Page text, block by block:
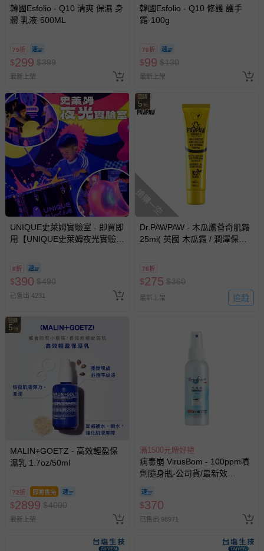
運送服務：目前提供的運送僅限台灣本島。如您位於離島地
區，可能會無法配送，或須依據商品需加收離島運費。廠商
費用，可能會另需加收。
商品實際的配達日期，可於訂單個人資料內的查詢訂單內，
已出貨通知之訊息為主。
如您收到商品，請依正常流程檢查是否完好，若商品遇瑕疵
情形，您可申請更換新品或退貨，請見：退貨的辦理流程
若您對於會員帳號、商品訂購與資訊、購物流程、付款方
式、折價券與購物金的使用、退貨及商品運送方式等有疑
問，你可詳見：媽咪愛客服中心
預購商品：預購為海外同步代購，遇缺貨即會通知媽咪並協
助取消退款事宜。
商品如因「價格、組合」等錯誤原因，導致無法安排出貨，
會主動以簡訊及mail通知訂單取消事宜，並將提供適當補
償。
韓國Esfolio - Q10 清爽 保濕 身
體 乳液-500ML
75折
$299 $399
最新上架
韓國Esfolio - Q10 修護 護手
霜-100g
76折
$99 $130
最新上架
UNIQUE史萊姆實驗室 - 即買即
用【UNIQUE史萊姆夜光實驗室
訂單編號兌換，逾期作廢) (大
人小孩均一價(3歲以上需購票))
8折
$390 $490
已售出 4231
回饋
5 %
搶購一空
Dr.PAWPAW - 木瓜蘆薈奇肌霜
25ml( 英國 木瓜霜 / 潤澤保濕 /
76折
$275 $360
最新上架 追蹤
回饋
5 %
MALIN+GOETZ - 高效輕盈保
濕乳 1.7oz/50ml
72折 即將售完
$2899 $4000
最新上架
滿1500元贈好禮
病毒崩 VirusBom - 100ppm噴
劑隨身瓶-公司貨/最新效
$370
已售出 98971